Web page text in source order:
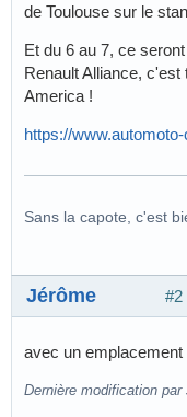
de Toulouse sur le
Et du 6 au 7, ce
Renault Alliance, c'est
America !
https://
Sans la capote, c'est
#2
Jérôme
avec un
Dernière modification par